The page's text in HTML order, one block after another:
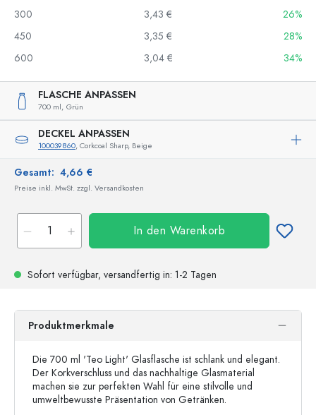
300
3,43 €
26%
450
3,35 €
28%
600
3,04 € 34%
FLASCHE ANPASSEN
700 ml, Grün
DECKEL ANPASSEN
100039860, Corkcoal Sharp, Beige
Gesamt: 4,66 €
Preise inkl. MwSt. zzgl. Versandkosten
In den Warenkorb
Sofort verfügbar, versandfertig in: 1-2 Tagen
Produktmerkmale
Die 700 ml 'Teo Light' Glasflasche ist schlank und elegant.
Der Korkverschluss und das nachhaltige Glasmaterial
machen sie zur perfekten Wahl für eine stilvolle und
umweltbewusste Präsentation von Getränken.